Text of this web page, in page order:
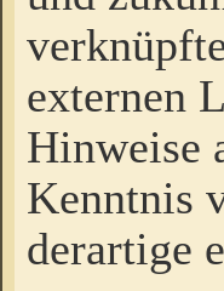
externen
Hinweise
Kenntnis
derartige